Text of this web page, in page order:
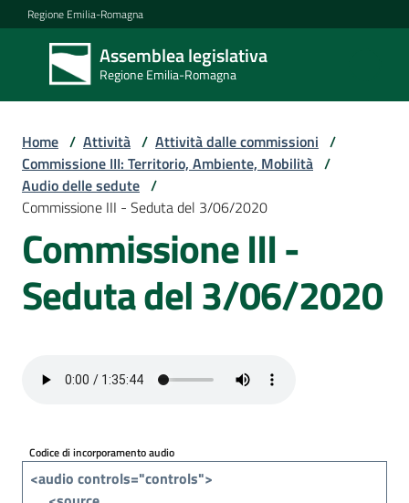
Vai al contenuto
Vai alla navigazione
Vai al footer
Regione Emilia-Romagna
Assemblea legislativa
Regione Emilia-Romagna
Assemblea
legislativa
Regione Emilia-
Assemblea
Attività
media
Home / Attività / Attività dalle commissioni /
Commissione III: Territorio, Ambiente, Mobilità /
Audio delle sedute /
Commissione III - Seduta del 3/06/2020
Commissione III -
Seduta del 3/06/2020
Codice di incorporamento audio